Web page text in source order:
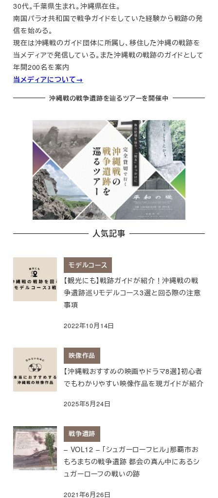
30代。千葉県生まれ。沖縄県在住。
南国パラオ共和国で戦争ガイドをしていた経験から戦跡の発
信を始める。
現在は沖縄戦のガイド団体に所属し、移住した沖縄の戦跡を
当メディアで発信している。また沖縄戦の戦跡のガイドとして
年間200名を案内
当メディアについて→
沖縄戦の戦争遺跡を辿るツアーを開催中
人気記事
モデルコース
【観光にも】戦跡ガイドが紹介！沖縄戦の戦
争遺跡巡りモデルコース3選と回る際の注意
事項
2022年10月14日
映像作品
【沖縄戦おすすめの映画やドラマ8選】初心者
でもわかりやすい映像作品を現ガイドが紹介
2025年5月24日
戦争遺跡
– VOL12 – 「シュガーローフヒル」那覇市お
もろまちの戦争遺跡 都会の真ん中にあるシ
ュガーローフの戦いの跡
2021年6月26日